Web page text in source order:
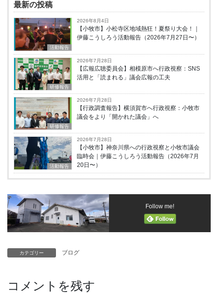
最新の投稿
活動報告
2026年8月4日
【小牧市】小松寺区地域熱狂！夏祭り大会！｜
伊藤こうしろう活動報告（2026年7月27日〜）
研修報告
2026年7月28日
【広報広聴委員会】相模原市へ行政視察：SNS
活用と「読まれる」議会広報の工夫
研修報告
2026年7月28日
【行政調査報告】横須賀市へ行政視察：小牧市
議会をより「開かれた議会」へ
活動報告
2026年7月28日
【小牧市】神奈川県への行政視察と小牧市議会
臨時会｜伊藤こうしろう活動報告（2026年7月
20日〜）
Follow me!
カテゴリー ブログ
コメントを残す